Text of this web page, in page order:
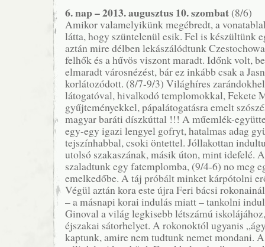
6. nap – 2013. augusztus 10. szombat (8/6)
Amikor valamelyikünk megébredt, a
látta, hogy szüntelenül esik. Fel is készültünk
aztán mire délben lekászálódtunk
felhők és a hűvös viszont maradt. Időnk volt,
elmaradt városnézést, bár ez inkább csak a
korlátozódott. (8/7-9/3) Világhíres
látogatóval, hivalkodó templomokkal, Fekete
gyűjteményekkel, pápalátogatásra emelt
magyar baráti díszkúttal !!! A műemlék-
egy-egy igazi lengyel gofryt, hatalmas adag
tejszínhabbal, csoki öntettel. Jóllakottan
utolsó szakaszának, másik úton, mint idefelé.
szaladtunk egy fatemplomba, (9/4-6) no meg
emelkedőbe. A táj próbált minket kárpótolni
Végül aztán kora este újra Feri bácsi
– a másnapi korai indulás miatt – tankolni
Ginoval a világ legkisebb létszámú
éjszakai sátorhelyet. A rokonoktól ugyanis
kaptunk, amire nem tudtunk nemet mondani.